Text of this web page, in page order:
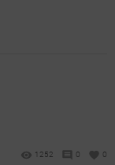
1252 0 0